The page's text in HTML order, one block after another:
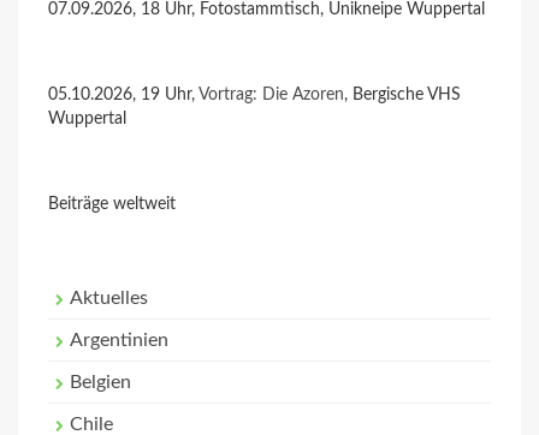
07.09.2026, 18 Uhr, Fotostammtisch, Unikneipe Wuppertal
05.10.2026, 19 Uhr, Vortrag: Die Azoren, Bergische VHS
Wuppertal
Beiträge weltweit
Aktuelles
Argentinien
Belgien
Chile